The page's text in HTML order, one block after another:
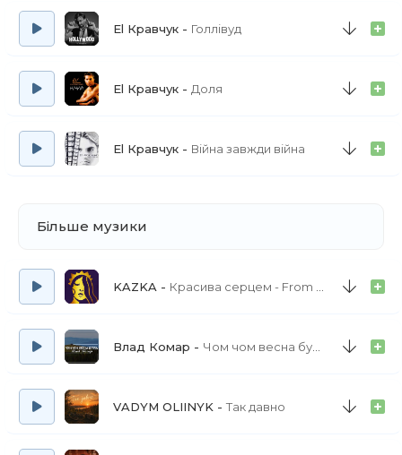
El Кравчук Голлівуд
El Кравчук Доля
El Кравчук Війна завжди війна
Більше музики
KAZKA Красива серцем - From 'Моя улюблена Страшко'
Влад Комар Чом чом весна буяла
VADYM OLIINYK Так давно